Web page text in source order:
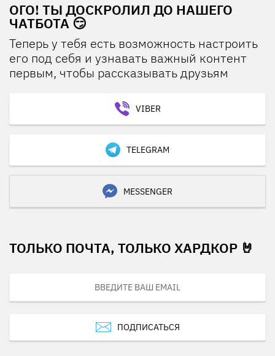
ОГО! ТЫ ДОСКРОЛИЛ ДО НАШЕГО
ЧАТБОТА 😏
Теперь у тебя есть возможность настроить
его под себя и узнавать важный контент
первым, чтобы рассказывать друзьям
VIBER
TELEGRAM
MESSENGER
ТОЛЬКО ПОЧТА, ТОЛЬКО ХАРДКОР 🤘
ПОДПИСАТЬСЯ